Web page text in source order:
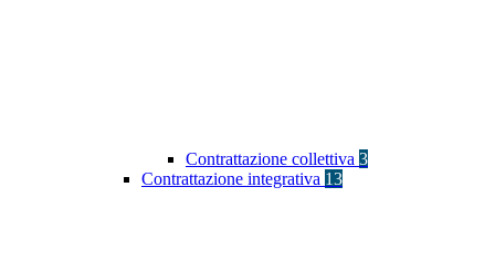
Contrattazione collettiva 3
Contrattazione integrativa 13